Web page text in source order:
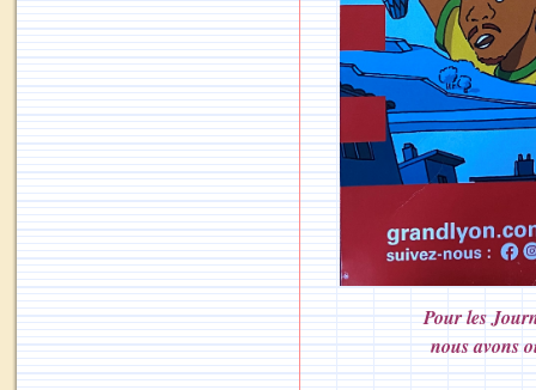
Pour les
nous avons